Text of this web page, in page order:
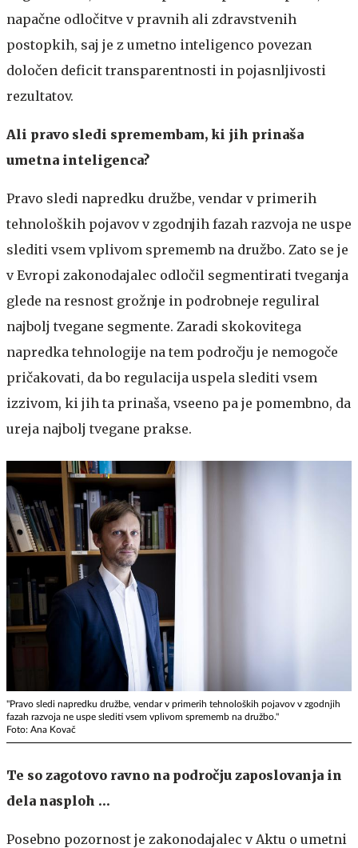
napačne odločitve v pravnih ali zdravstvenih
postopkih, saj je z umetno inteligenco povezan
določen deficit transparentnosti in pojasnljivosti
rezultatov.
Ali pravo sledi spremembam, ki jih prinaša
umetna inteligenca?
Pravo sledi napredku družbe, vendar v primerih
tehnoloških pojavov v zgodnjih fazah razvoja ne uspe
slediti vsem vplivom sprememb na družbo. Zato se je
v Evropi zakonodajalec odločil segmentirati tveganja
glede na resnost grožnje in podrobneje reguliral
najbolj tvegane segmente. Zaradi skokovitega
napredka tehnologije na tem področju je nemogoče
pričakovati, da bo regulacija uspela slediti vsem
izzivom, ki jih ta prinaša, vseeno pa je pomembno, da
ureja najbolj tvegane prakse.
"Pravo sledi napredku družbe, vendar v primerih tehnoloških pojavov v zgodnjih
fazah razvoja ne uspe slediti vsem vplivom sprememb na družbo."
Foto: Ana Kovač
Te so zagotovo ravno na področju zaposlovanja in
dela nasploh …
Posebno pozornost je zakonodajalec v Aktu o umetni